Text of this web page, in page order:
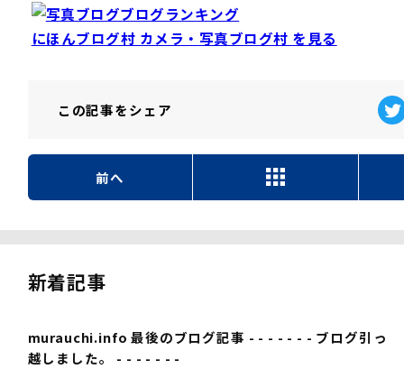
にほんブログ村 カメラ・写真ブログ村 を見る
この記事をシェア
前へ
新着記事
murauchi.info 最後のブログ記事 - - - - - - - ブログ引っ
越しました。 - - - - - - -